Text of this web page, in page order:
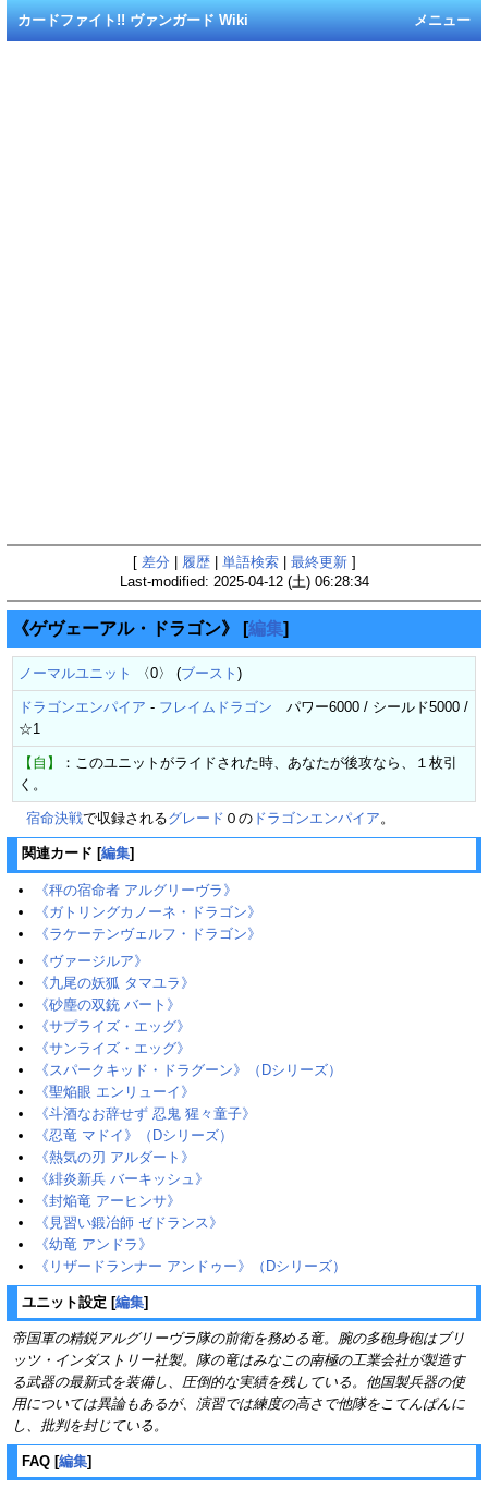
メニュー
カードファイト!! ヴァンガード Wiki
[ 差分 履歴| 単語検索| 最終更新]
Last-modified: 2025-04-12 (土) 06:28:34
《ゲヴェーアル・ドラゴン》‎ [編集]
ノーマルユニット 〈0〉 (ブースト )
ドラゴンエンパイア - フレイムドラゴン パワー6000 / シールド5000 /
☆1
【自】
：このユニットがライドされた時、あなたが後攻なら、１枚引
く。
宿命決戦で収録されるグレード ０の ドラゴンエンパイア。
関連カード [編集]
《秤の宿命者 アルグリーヴラ》
《ガトリングカノーネ・ドラゴン》
《ラケーテンヴェルフ・ドラゴン》
《ヴァージルア》‎
《九尾の妖狐 タマユラ》
《砂塵の双銃 バート》
《サプライズ・エッグ》‎
《サンライズ・エッグ》
《スパークキッド・ドラグーン》（Dシリーズ）‎‎
《聖焔眼 エンリューイ》
《斗酒なお辞せず 忍鬼 猩々童子》‎
《忍竜 マドイ》（Dシリーズ）
《熱気の刃 アルダート》
《緋炎新兵 バーキッシュ》‎
《封焔竜 アーヒンサ》
《見習い鍛冶師 ゼドランス》
《幼竜 アンドラ》‎
《リザードランナー アンドゥー》（Dシリーズ）
ユニット設定 [編集]
帝国軍の精鋭アルグリーヴラ隊の前衛を務める竜。腕の多砲身砲はブリ
ッツ・インダストリー社製。隊の竜はみなこの南極の工業会社が製造す
る武器の最新式を装備し、圧倒的な実績を残している。他国製兵器の使
用については異論もあるが、演習では練度の高さで他隊をこてんぱんに
し、批判を封じている。
FAQ [編集]